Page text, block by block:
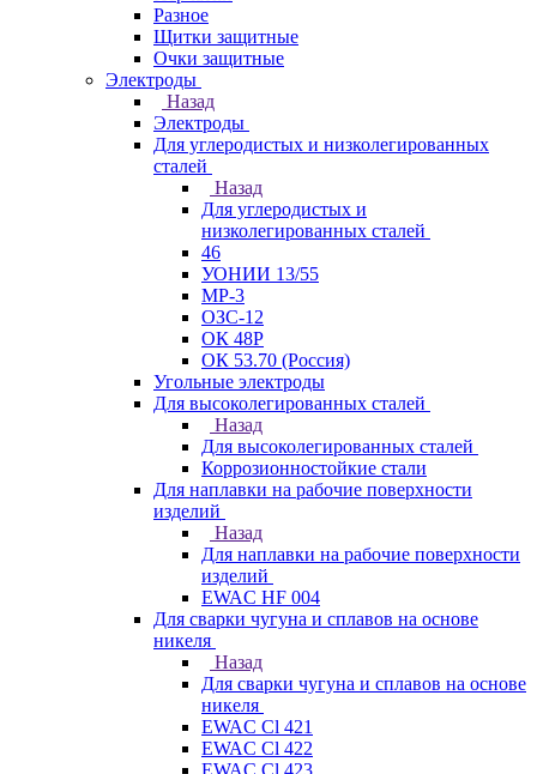
Разное
Щитки защитные
Очки защитные
Электроды
Назад
Электроды
Для углеродистых и низколегированных
сталей
Назад
Для углеродистых и
низколегированных сталей
46
УОНИИ 13/55
МР-3
ОЗС-12
ОК 48Р
ОК 53.70 (Россия)
Угольные электроды
Для высоколегированных сталей
Назад
Для высоколегированных сталей
Коррозионностойкие стали
Для наплавки на рабочие поверхности
изделий
Назад
Для наплавки на рабочие поверхности
изделий
EWAC HF 004
Для сварки чугуна и сплавов на основе
никеля
Назад
Для сварки чугуна и сплавов на основе
никеля
EWAC Cl 421
EWAC Cl 422
EWAC Cl 423